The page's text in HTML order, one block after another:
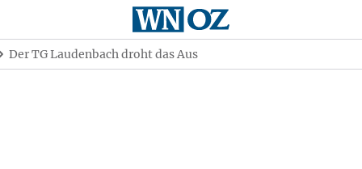
Der TG Laudenbach droht das Aus